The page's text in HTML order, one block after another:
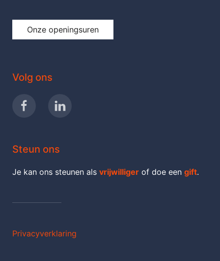
Onze openingsuren
Volg ons
Steun ons
Je kan ons steunen als vrijwilliger of doe een gift.
Privacyverklaring